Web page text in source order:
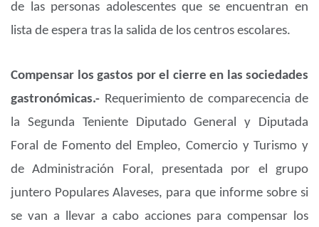
de las personas adolescentes que se encuentran en
lista de espera tras la salida de los centros escolares.
Compensar los gastos por el cierre en las sociedades
gastronómicas.- Requerimiento de comparecencia de
la Segunda Teniente Diputado General y Diputada
Foral de Fomento del Empleo, Comercio y Turismo y
de Administración Foral, presentada por el grupo
juntero Populares Alaveses, para que informe sobre si
se van a llevar a cabo acciones para compensar los